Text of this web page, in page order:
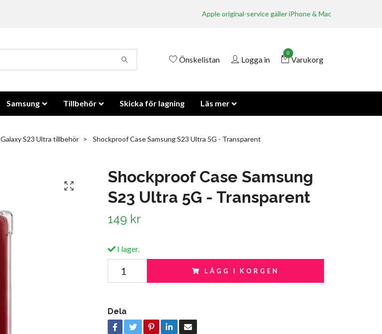
Apple original-service gäller iPhone & Mac
Önskelistan Logga in
0
Varukorg
Samsung Tillbehör Skicka för lagning Läs mer
Galaxy S23 Ultra tillbehör Shockproof Case Samsung S23 Ultra 5G - Transparent
Shockproof Case Samsung
S23 Ultra 5G - Transparent
149 kr
I lager.
LÄGG I KORGEN
Dela